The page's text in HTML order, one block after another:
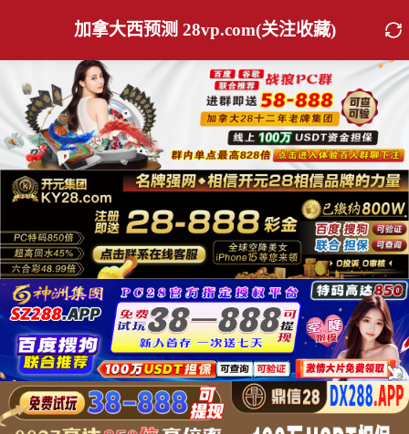
加拿大西预测 28vp.com(关注收藏)